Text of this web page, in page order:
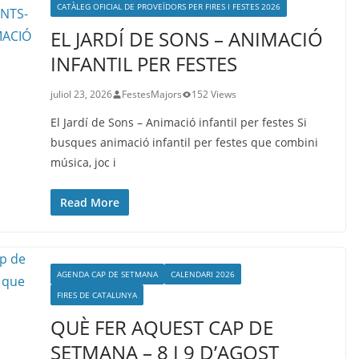
CATÀLEG OFICIAL DE PROVEÏDORS PER FIRES I FESTES 2026
EL JARDÍ DE SONS – ANIMACIÓ
INFANTIL PER FESTES
juliol 23, 2026 FestesMajors 152 Views
El Jardí de Sons – Animació infantil per festes Si
busques animació infantil per festes que combini
música, joc i
Read More
AGENDA CAP DE SETMANA
CALENDARI 2026
FIRES DE CATALUNYA
QUÈ FER AQUEST CAP DE
SETMANA – 8 I 9 D’AGOST